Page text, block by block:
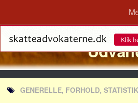
Portal
Udvandrerne.dk
Utvandrerne.no
Utvandrarna.se
Tyskland.dk
GENERELLE, FORHOLD, STATISTIK